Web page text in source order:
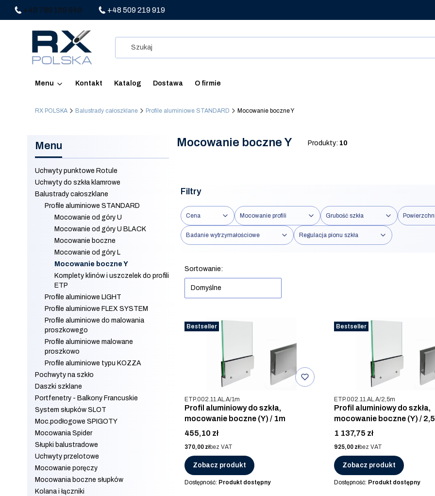
+48 789 169 949 +48 509 219 919
Menu Kontakt Katalog Dostawa O firmie
RX POLSKA Balustrady całoszklane Profile aluminiowe STANDARD Mocowanie boczne Y
Menu
Uchwyty punktowe Rotule
Uchwyty do szkła klamrowe
Balustrady całoszklane
Profile aluminiowe STANDARD
Mocowanie od góry U
Mocowanie od góry U BLACK
Mocowanie boczne
Mocowanie od góry L
Mocowanie boczne Y
Komplety klinów i uszczelek do profili
ETP
Profile aluminiowe LIGHT
Profile aluminiowe FLEX SYSTEM
Profile aluminiowe do malowania
proszkowego
Profile aluminiowe malowane
proszkowo
Profile aluminiowe typu KOZZA
Pochwyty na szkło
Daszki szklane
Portfenetry - Balkony Francuskie
System słupków SLOT
Moc.podłogowe SPIGOTY
Mocowania Spider
Słupki balustradowe
Uchwyty przelotowe
Mocowanie poręczy
Mocowania boczne słupków
Kolana i łączniki
Mocowanie boczne Y Produkty: 10
Filtry
Cena Mocowanie profili Grubość szkła
Badanie wytrzymałościowe Regulacja pionu szkła
Lista produktów
Sortowanie:
Domyślne
Bestseller
Kod produktu
ETP.002.11.AL.A/1m
Profil aluminiowy do szkła,
mocowanie boczne (Y) / 1m
Cena
455,10 zł
Cena
370,00 złbez VAT
Zobacz produkt
Dostępność: Produkt dostępny
Bestseller
Kod produktu
ETP.002.11.AL.A/2,5m
Profil aluminiowy do szkła,
mocowanie boczne (Y) /
Cena
1 137,75 zł
Cena
925,00 złbez VAT
Zobacz produkt
Dostępność: Produkt dostępny